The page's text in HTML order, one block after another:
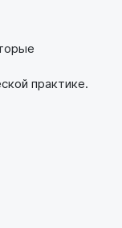
практике.